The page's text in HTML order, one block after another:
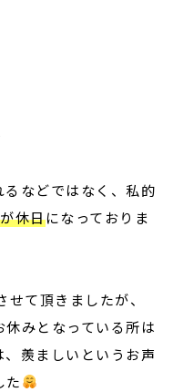
などではなく、私的
休日になっておりま
て頂きましたが、
みとなっている所は
羨ましいというお声
た